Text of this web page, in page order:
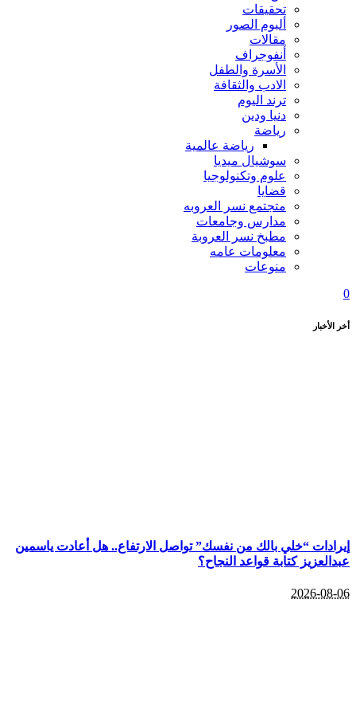
تحقيقات
ألبوم الصور
مقالات
أنفوجراف
الأسرة والطفل
الادب والثقافة
ترند اليوم
دنيا ودين
رياضة
رياضة عالمية
سوشيال ميديا
علوم وتكنولوجيا
قضايا
متجتمع نسر العروبه
مدارس وجامعات
مطبخ نسر العروبة
معلومات عامه
منوعات
0
أخر الأخبار
إيرادات “خلي بالك من نفسك” تواصل الارتفاع.. هل أعادت ياسمين
عبدالعزيز كتابة قواعد النجاح؟
2026-08-06